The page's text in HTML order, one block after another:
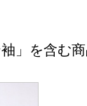
」を含む